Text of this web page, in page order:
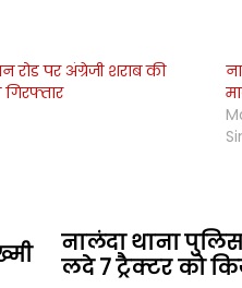
रोड पर अंग्रेजी शराब की
गिरफ्तार
नालंदा थाना
लदे 7 ट्रैक्टर को